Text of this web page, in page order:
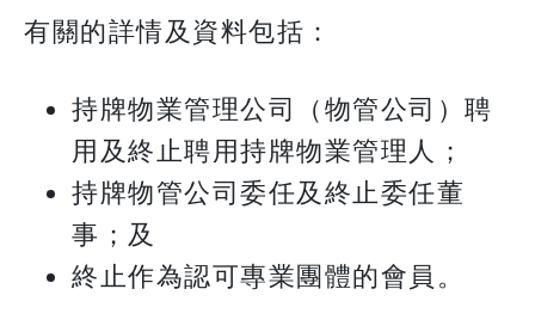
有關的詳情及資料包括：
持牌物業管理公司（物管公司）聘
用及終止聘用持牌物業管理人；
持牌物管公司委任及終止委任董
事；及
終止作為認可專業團體的會員。